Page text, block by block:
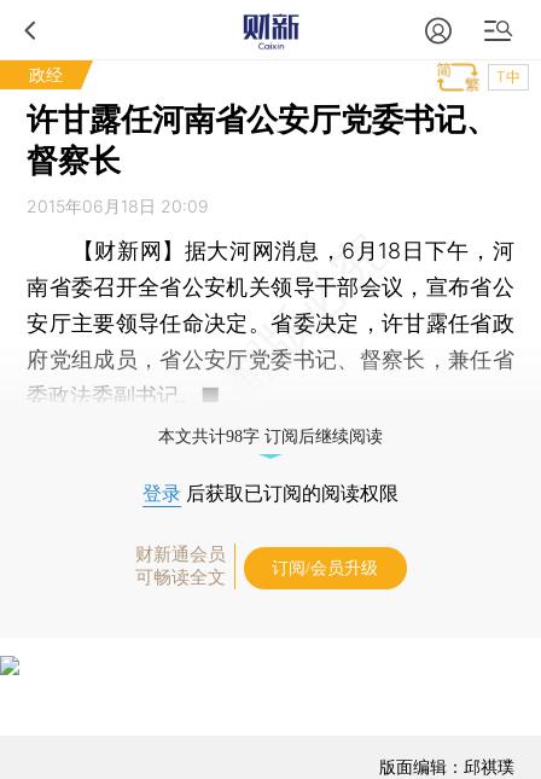
政经 T中
许甘露任河南省公安厅党委书记、
督察长
2015年06月18日 20:09
【财新网】 据大河网消息，6月18日下午，河
南省委召开全省公安机关领导干部会议，宣布省公
安厅主要领导任命决定。省委决定，许甘露任省政
府党组成员，省公安厅党委书记、督察长，兼任省
委政法委副书记。■
本文共计98字 订阅后继续阅读
登录 后获取已订阅的阅读权限
财新通会员
可畅读全文
订阅/会员升级
版面编辑：邱祺璞